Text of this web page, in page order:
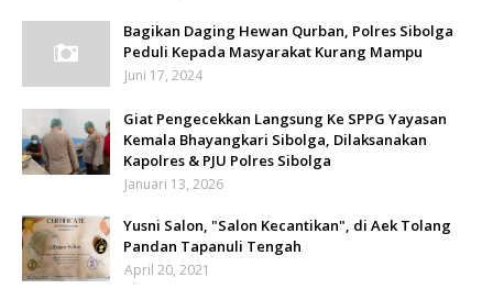
Bagikan Daging Hewan Qurban, Polres Sibolga
Peduli Kepada Masyarakat Kurang Mampu
Juni 17, 2024
Giat Pengecekkan Langsung Ke SPPG Yayasan
Kemala Bhayangkari Sibolga, Dilaksanakan
Kapolres & PJU Polres Sibolga
Januari 13, 2026
Yusni Salon, "Salon Kecantikan", di Aek Tolang
Pandan Tapanuli Tengah
April 20, 2021